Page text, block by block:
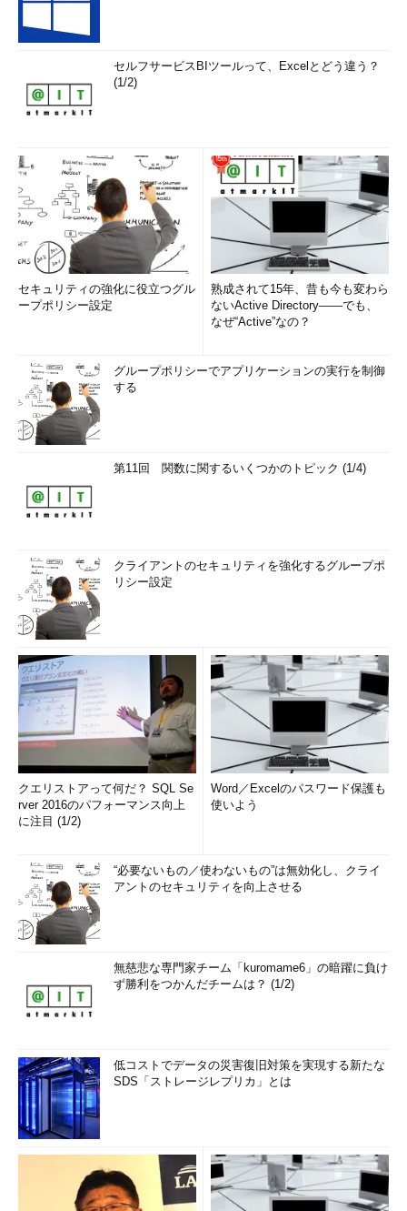
ープされているとしよう。ここに次のような値を渡す。
$uid ： ueno
$age ： 31 UNION……
これを入力するとSQLは以下のようになる。
SELECT name FROM user where uid = 'ueno'
AND age > 31 UNION
これを実行するとUNION以降のSQLも実行されてしまうことに
なる。この問題は、ageの値がシングルクオーテーションで囲わ
れていなかったことが原因である。以下のように囲われていれ
ば、この問題は起きることがない（もちろん、数値以外は受け付
SELECT name FROM user
AND age
マルチバイト文字の問題
マルチバイト文字というのは、シフトJISやEUC-JPなどの2バ
イト文字などのことを指す。このマルチバイト文字を適切に処理
PHPならばaddslashes()といった関数を使って、フォームから
受け取った入力値に含まれる「'」を「\'」と置換するなどの処理
をしてSQLインジェクションによる攻撃を回避しようとするかも
以下の例を見てみよう。
\x97' OR A=A → 予' OR A=A
「\x97' OR A=A」を前述のように「'」を「\'」とエスケープし
て処理してみると、「予' OR A=A
」と変換されることがある。こ
れはシフトJISの環境で発生する現象だ。
この現象を詳しく見てみよう。
\x97' → \x97\'
ープするために「\'」と置換すると「\x97\'」となる。
「\'」の部分もエンコードしてみると、「\x5C\x27」となり、
\x97\x5C\x27 →予'
これを文字に戻すと、手前から「\x97\x5C」が2バイト文字と
れてしまい「'」となる。
セルフサービスBIツールって、Excelとどう違う？
(1/2)
セキュリティの強化に役立つグル
ープポリシー設定
熟成されて15年、昔も今も変わら
ないActive Directory――でも、
なぜ“Active”なの？
グループポリシーでアプリケーションの実行を制御
する
第11回 関数に関するいくつかのトピック (1/4)
クライアントのセキュリティを強化するグループポ
リシー設定
クエリストアって何だ？ SQL Se
rver 2016のパフォーマンス向上
に注目 (1/2)
Word／Excelのパスワード保護も
使いよう
“必要ないもの／使わないもの”は無効化し、クライ
アントのセキュリティを向上させる
無慈悲な専門家チーム「kuromame6」の暗躍に負け
ず勝利をつかんだチームは？ (1/2)
低コストでデータの災害復旧対策を実現する新たな
SDS「ストレージレプリカ」とは